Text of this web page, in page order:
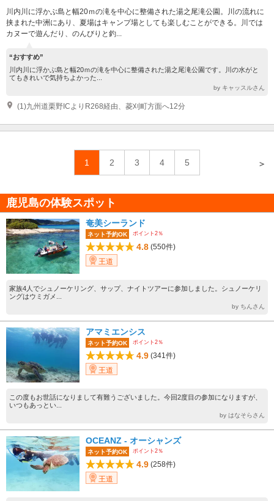
川内川に浮かぶ島と幅20ｍの滝を中心に整備された湯之尾滝公園。川の流れに
挟まれた中洲にあり、夏場はキャンプ場としても楽しむことができる。川では
カヌーで遊んだり、のんびりと釣...
“おすすめ”
川内川に浮かぶ島と幅20ｍの滝を中心に整備された湯之尾滝公園です。川の水がと
てもきれいで気持ちよかった...
by キャッスルさん
(1)九州道栗野ICよりR268経由、菱刈町方面へ12分
1 2 3 4 5 ＞
鹿児島の体験スポット
奄美シーランド
ネット予約OK ポイント2％
4.8 (550件)
王道
家族4人でシュノーケリング、サップ、ナイトツアーに参加しました。シュノーケリ
ングはウミガメ...
by ちんさん
アマミエンシス
ネット予約OK ポイント2％
4.9 (341件)
王道
この度もお世話になりまして有難うございました。今回2度目の参加になりますが、
いつもあっとい...
by はなそらさん
OCEANZ - オーシャンズ
ネット予約OK ポイント2％
4.9 (258件)
王道